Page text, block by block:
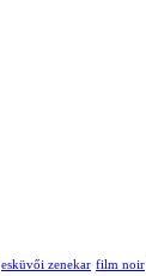
esküvői zenekar film noir